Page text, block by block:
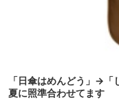
「日傘はめんどう」→
夏に照準合わせてます